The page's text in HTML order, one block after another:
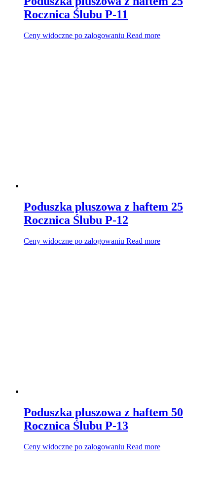
Rocznica Ślubu P-11
Ceny widoczne po zalogowaniu Read more
Poduszka pluszowa z haftem 25
Rocznica Ślubu P-12
Ceny widoczne po zalogowaniu Read more
Poduszka pluszowa z haftem 50
Rocznica Ślubu P-13
Ceny widoczne po zalogowaniu Read more